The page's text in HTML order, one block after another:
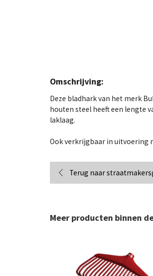
Omschrijving:
Deze bladhark van het merk
houten steel heeft een lengte
laklaag.
Ook verkrijgbaar in uitvoering
Terug naar
Meer producten binnen